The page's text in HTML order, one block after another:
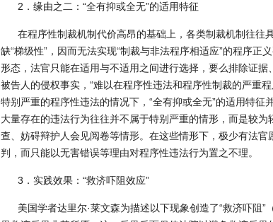
2．缘由之二：“全有抑或全无”的适用特征
在程序性制裁机制代价高昂的基础上，各类制裁机制往往
缺“梯级性”，因而无法实现“制裁与非法程序相适应”的程序正
形态，法官只能在适用与不适用之间进行选择，要么排除证
被告人的侵权事实，“难以在程序性违法和程序性制裁的严重
特别严重的程序性违法的情况下，“全有抑或全无”的适用特征
大量存在的违法行为往往并不属于特别严重的情形，而是较
查、妨碍辩护人会见阅卷等情形。在这些情形下，极少有法
判，而只能以无害错误等理由对程序性违法行为置之不理。
3．实践效果：“救济吓阻效应”
美国学者达里尔·莱文森为描述以下现象创造了“救济吓阻